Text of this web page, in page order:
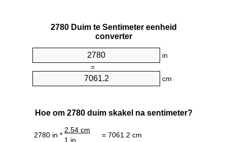
2780 Duim te Sentimeter eenheid
converter
in
=
cm
Hoe om 2780 duim skakel na sentimeter?
2780 in *
2.54 cm
= 7061.2 cm
1 in